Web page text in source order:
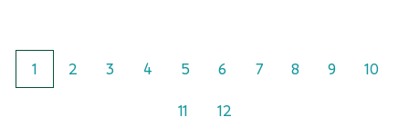
1 2 3 4 5 6 7 8 9 10
11 12